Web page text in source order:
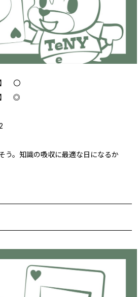
〇
】 ◎
う。知識の吸収に最適な日になるか